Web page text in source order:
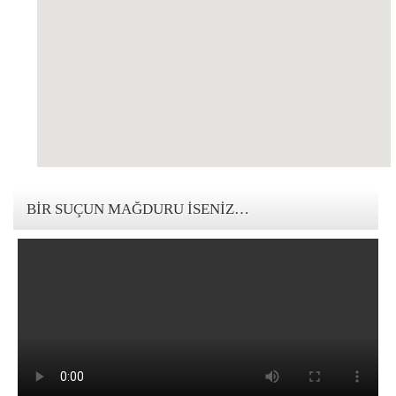
BIR SUÇUN MAĞDURU İSENIZ…